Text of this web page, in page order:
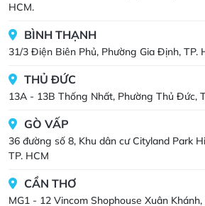
HCM.
BÌNH THẠNH
31/3 Điện Biên Phủ, Phường Gia Định, TP.
THỦ ĐỨC
13A - 13B Thống Nhất, Phường Thủ Đức,
GÒ VẤP
36 đường số 8, Khu dân cư Cityland Park
TP. HCM
CẦN THƠ
MG1 - 12 Vincom Shophouse Xuân